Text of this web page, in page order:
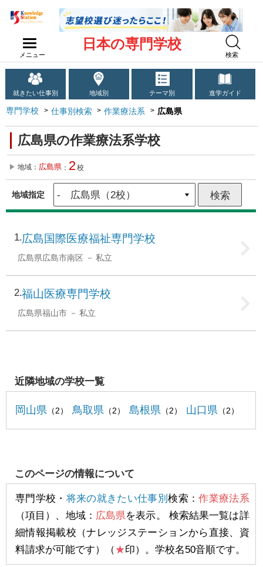
メニュー
日本の専門学校
検索
就きたい仕事別 地域別 テーマ別 進学ガイド
専門学校 仕事別検索 作業療法系 広島県
広島県の作業療法系学校
地域： 広島県 ： 2 校
地域指定
1 広島国際医療福祉専門学校
広島県広島市南区 私立
2 福山医療専門学校
広島県福山市 私立
近隣地域の学校一覧
岡山県 （2） 鳥取県 （2） 島根県 （2） 山口県 （2）
このページの情報について
専門学校・ 将来の就きたい仕事別検索：作業療法系
（項目）、地域： 広島県を表示。 検索結果一覧は詳
細情報掲載校（ナレッジステーションから直接、資
料請求が可能です）（★印）。学校名50音順です。